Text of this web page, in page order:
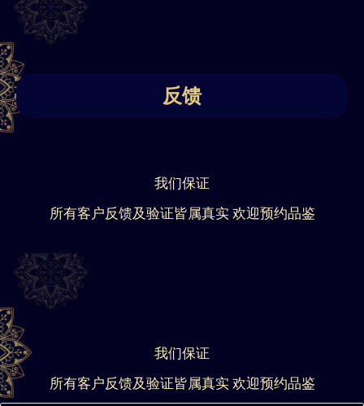
反馈
我们保证
所有客户反馈及验证皆属真实 欢迎预约品鉴
我们保证
所有客户反馈及验证皆属真实 欢迎预约品鉴